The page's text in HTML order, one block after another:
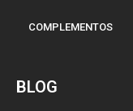
COMPLEMENTOS
BLOG